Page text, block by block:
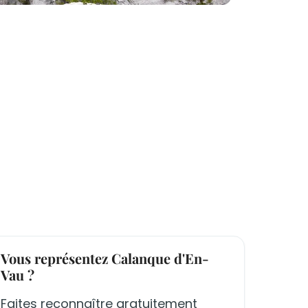
Vous représentez Calanque d'En-
Vau ?
Faites reconnaître gratuitement